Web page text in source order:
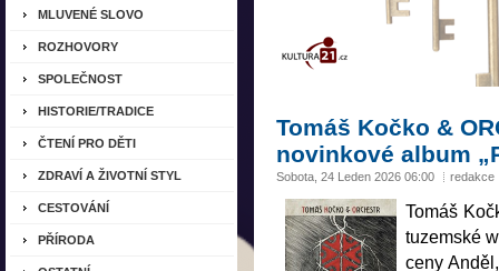
Tomáš Kočko &
novinkové album
Sobota, 24 Leden 2026 06:00 redakce
Tomáš
tuzemské
ceny
MLUVENÉ SLOVO
ROZHOVORY
SPOLEČNOST
HISTORIE/TRADICE
ČTENÍ PRO DĚTI
ZDRAVÍ A ŽIVOTNÍ STYL
CESTOVÁNÍ
PŘÍRODA